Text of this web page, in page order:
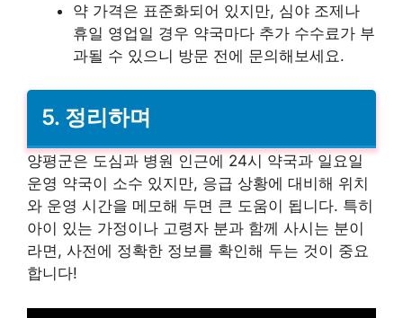
약 가격은 표준화되어 있지만, 심야 조제나
휴일 영업일 경우 약국마다 추가 수수료가 부
과될 수 있으니 방문 전에 문의해보세요.
5. 정리하며
양평군은 도심과 병원 인근에 24시 약국과 일요일
운영 약국이 소수 있지만, 응급 상황에 대비해 위치
와 운영 시간을 메모해 두면 큰 도움이 됩니다. 특히
아이 있는 가정이나 고령자 분과 함께 사시는 분이
라면, 사전에 정확한 정보를 확인해 두는 것이 중요
합니다!